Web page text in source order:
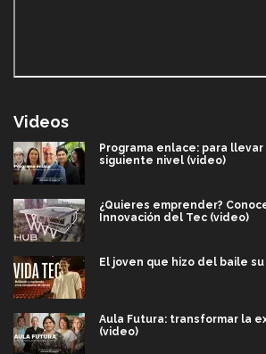
Videos
Programa enlace: para
siguiente nivel (video)
¿Quieres emprender?
Innovación del Tec (video)
El joven que hizo del baile
Aula Futura: transformar la
(video)